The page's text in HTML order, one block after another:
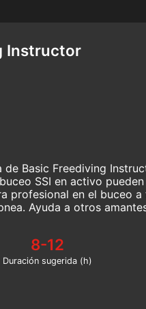
Instructor
de Basic Freediving
SSI en activo
profesional en el buceo a
Ayuda a otros
inicial.
8-12
Duración sugerida (h)